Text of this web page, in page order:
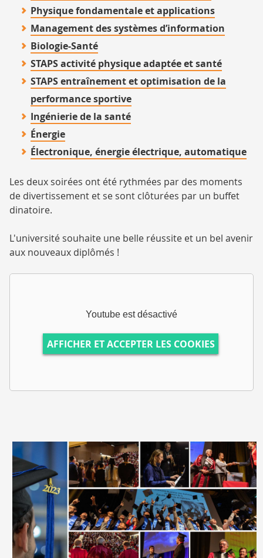
Physique fondamentale et applications
Management des systèmes d’information
Biologie-Santé
STAPS activité physique adaptée et santé
STAPS entraînement et optimisation de la
performance sportive
Ingénierie de la santé
Énergie
Électronique, énergie électrique, automatique
Les deux soirées ont été rythmées par des moments
de divertissement et se sont clôturées par un buffet
dinatoire.
L'université souhaite une belle réussite et un bel avenir
aux nouveaux diplômés !
Youtube est désactivé
AFFICHER ET ACCEPTER LES COOKIES